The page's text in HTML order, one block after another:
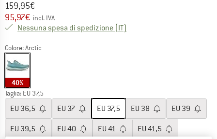
Prezzo originale :
159,95€
Prezzo:
95,97€ incl. IVA
Nessuna spesa di spedizione (IT)
Colore:Arctic
40%
Taglia: EU 37,5
EU 36,5 EU 37 EU 37,5 EU 38 EU 39
EU 39,5 EU 40 EU 41 EU 41,5